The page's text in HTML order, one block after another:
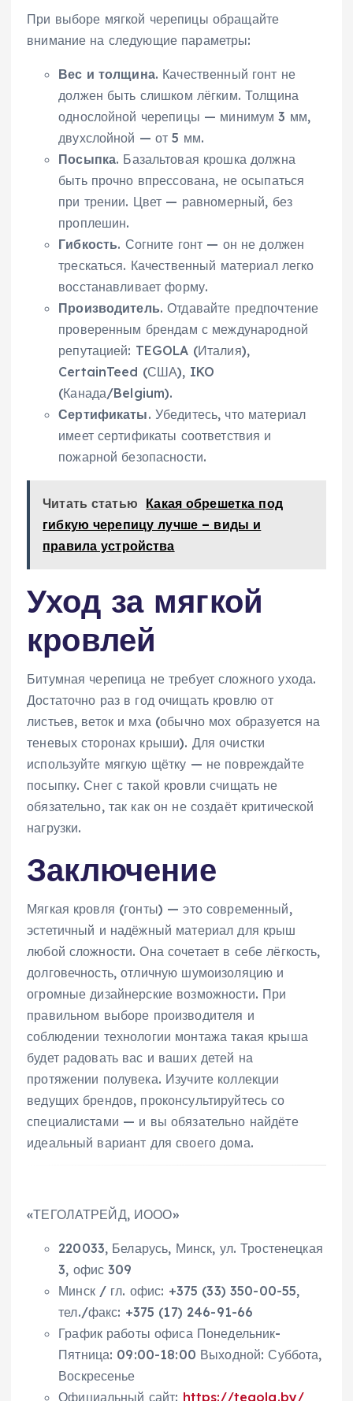
При выборе мягкой черепицы обращайте
внимание на следующие параметры:
Вес и толщина. Качественный гонт не
должен быть слишком лёгким. Толщина
однослойной черепицы — минимум 3 мм,
двухслойной — от 5 мм.
Посыпка. Базальтовая крошка должна
быть прочно впрессована, не осыпаться
при трении. Цвет — равномерный, без
проплешин.
Гибкость. Согните гонт — он не должен
трескаться. Качественный материал легко
восстанавливает форму.
Производитель. Отдавайте предпочтение
проверенным брендам с международной
репутацией: TEGOLA (Италия),
CertainTeed (США), IKO
(Канада/Belgium).
Сертификаты. Убедитесь, что материал
имеет сертификаты соответствия и
пожарной безопасности.
Читать статью Какая обрешетка под
гибкую черепицу лучше – виды и
правила устройства
Уход за мягкой
кровлей
Битумная черепица не требует сложного ухода.
Достаточно раз в год очищать кровлю от
листьев, веток и мха (обычно мох образуется на
теневых сторонах крыши). Для очистки
используйте мягкую щётку — не повреждайте
посыпку. Снег с такой кровли счищать не
обязательно, так как он не создаёт критической
нагрузки.
Заключение
Мягкая кровля (гонты) — это современный,
эстетичный и надёжный материал для крыш
любой сложности. Она сочетает в себе лёгкость,
долговечность, отличную шумоизоляцию и
огромные дизайнерские возможности. При
правильном выборе производителя и
соблюдении технологии монтажа такая крыша
будет радовать вас и ваших детей на
протяжении полувека. Изучите коллекции
ведущих брендов, проконсультируйтесь со
специалистами — и вы обязательно найдёте
идеальный вариант для своего дома.
«ТЕГОЛАТРЕЙД, ИООО»
220033, Беларусь, Минск, ул. Тростенецкая
3, офис 309
Минск / гл. офис: +375 (33) 350-00-55,
тел./факс: +375 (17) 246-91-66
График работы офиса Понедельник-
Пятница: 09:00-18:00 Выходной: Суббота,
Воскресенье
Официальный сайт: https://tegola.by/